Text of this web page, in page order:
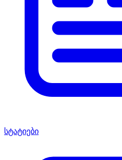
სტატიები